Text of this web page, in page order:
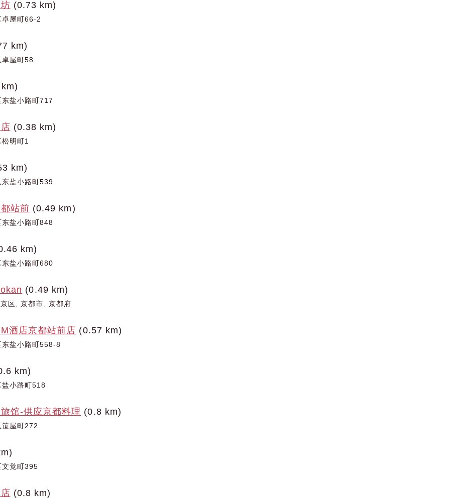
(0.73 km)
卓屋町66-2
km)
卓屋町58
盐小路町717
(0.38 km)
明町1
km)
盐小路町539
站前 (0.49 km)
盐小路町848
km)
盐小路町680
(0.49 km)
区, 京都市, 京都府
酒店京都站前店 (0.57 km)
盐小路町558-8
km)
小路町518
馆-供应京都料理 (0.8 km)
屋町272
文觉町395
(0.8 km)